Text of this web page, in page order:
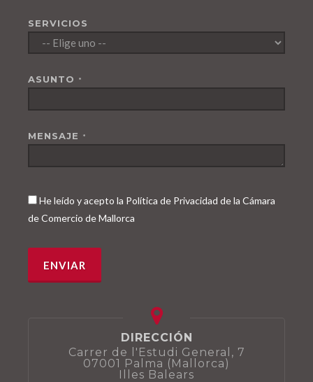
SERVICIOS
ASUNTO *
MENSAJE *
He leído y acepto la Política de Privacidad de la Cámara
de Comercio de Mallorca
DIRECCIÓN
Carrer de l'Estudi General, 7
07001 Palma (Mallorca)
Illes Balears